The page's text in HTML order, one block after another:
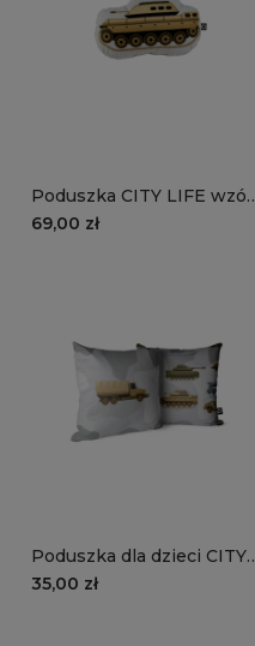
Poduszka CITY LIFE wzór
D1213D | czołg
69,00 zł
Poduszka dla dzieci CITY
LIFE wzór D121 | szare
35,00 zł